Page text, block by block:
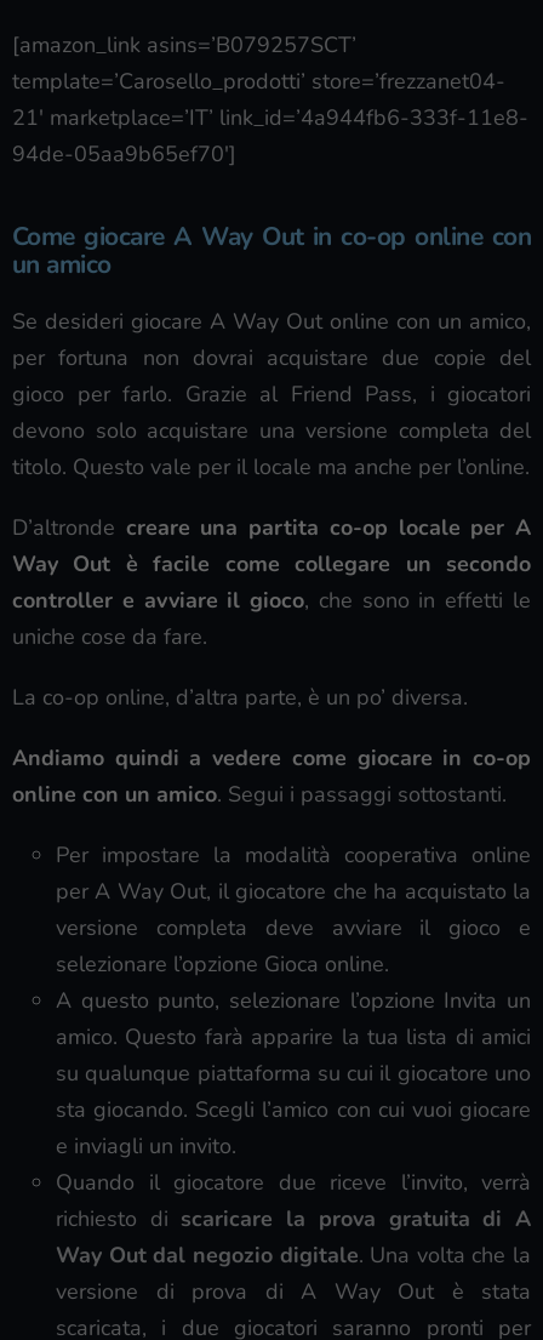
[amazon_link asins=’B079257SCT’
template=’Carosello_prodotti’ store=’frezzanet04-
21′ marketplace=’IT’ link_id=’4a944fb6-333f-11e8-
94de-05aa9b65ef70′]
Come giocare A Way Out in co-op online con
un amico
Se desideri giocare A Way Out online con un amico,
per fortuna non dovrai acquistare due copie del
gioco per farlo. Grazie al Friend Pass, i giocatori
devono solo acquistare una versione completa del
titolo. Questo vale per il locale ma anche per l’online.
D’altronde creare una partita co-op locale per A
Way Out è facile come collegare un secondo
controller e avviare il gioco, che sono in effetti le
uniche cose da fare.
La co-op online, d’altra parte, è un po’ diversa.
Andiamo quindi a vedere come giocare in co-op
online con un amico. Segui i passaggi sottostanti.
Per impostare la modalità cooperativa online
per A Way Out, il giocatore che ha acquistato la
versione completa deve avviare il gioco e
selezionare l’opzione Gioca online.
A questo punto, selezionare l’opzione Invita un
amico. Questo farà apparire la tua lista di amici
su qualunque piattaforma su cui il giocatore uno
sta giocando. Scegli l’amico con cui vuoi giocare
e inviagli un invito.
Quando il giocatore due riceve l’invito, verrà
richiesto di scaricare la prova gratuita di A
Way Out dal negozio digitale. Una volta che la
versione di prova di A Way Out è stata
scaricata, i due giocatori saranno pronti per